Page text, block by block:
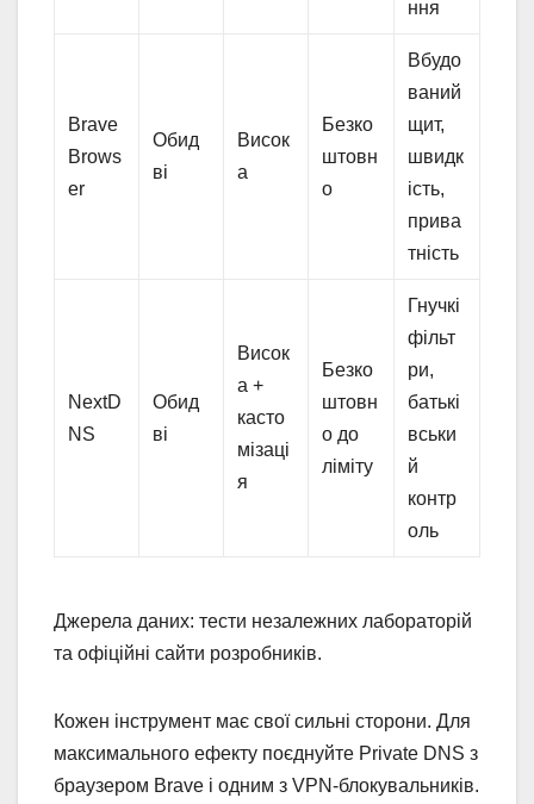
ння
Brave
Brows
er
Обид
ві
Висок
а
Безко
штовн
о
Вбудо
ваний
щит,
швидк
ість,
прива
тність
NextD
NS
Обид
ві
Висок
а +
касто
мізаці
я
Безко
штовн
о до
ліміту
Гнучкі
фільт
ри,
батькі
вськи
й
контр
оль
Джерела даних: тести незалежних лабораторій
та офіційні сайти розробників.
Кожен інструмент має свої сильні сторони. Для
максимального ефекту поєднуйте Private DNS з
браузером Brave і одним з VPN-блокувальників.